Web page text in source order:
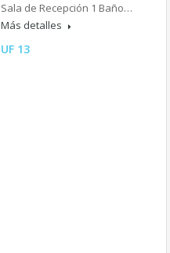
Sala de Recepción 1 Baño…
Más detalles
UF 13